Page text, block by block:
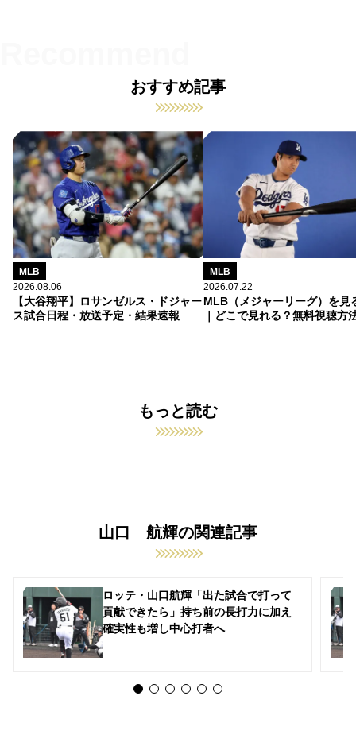
おすすめ記事
MLB
2026.08.06
【大谷翔平】ロサンゼルス・ドジャー
ス試合日程・放送予定・結果速報
MLB
2026.07.22
MLB（メジャーリーグ）を見
｜どこで見れる？無料視聴方
もっと読む
山口 航輝の関連記事
ロッテ・山口航輝「出た試合で打って
貢献できたら」持ち前の長打力に加え
確実性も増し中心打者へ